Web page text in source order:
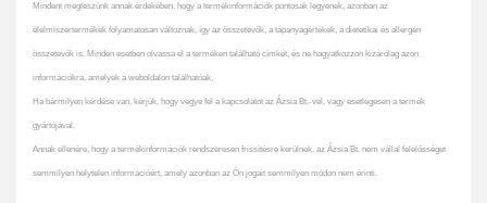
Mindent megteszünk annak érdekében, hogy a termékinformációk pontosak legyenek, azonban az
élelmiszertermékek folyamatosan változnak, így az összetevők, a tápanyagértékek, a dietetikai és allergén
összetevők is. Minden esetben olvassa el a terméken található címkét, és ne hagyatkozzon kizárólag azon
információkra, amelyek a weboldalon találhatóak.
Ha bármilyen kérdése van, kérjük, hogy vegye fel a kapcsolatot az Ázsia Bt.-vel, vagy esetlegesen a termék
gyártójával.
Annak ellenére, hogy a termékinformációk rendszeresen frissítésre kerülnek, az Ázsia Bt. nem vállal felelősséget
semmilyen helytelen információért, amely azonban az Ön jogait semmilyen módon nem érinti.